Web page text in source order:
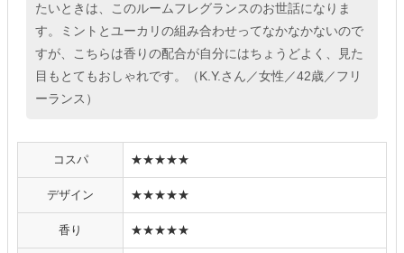
たいときは、このルームフレグランスのお世話になりま
す。ミントとユーカリの組み合わせってなかなかないので
すが、こちらは香りの配合が自分にはちょうどよく、見た
目もとてもおしゃれです。（K.Y.さん／女性／42歳／フリ
ーランス）
コスパ ★★★★★
デザイン ★★★★★
香り ★★★★★